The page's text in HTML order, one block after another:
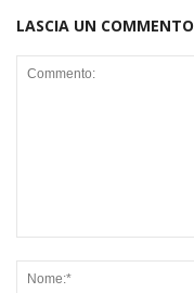
LASCIA UN COMMENTO